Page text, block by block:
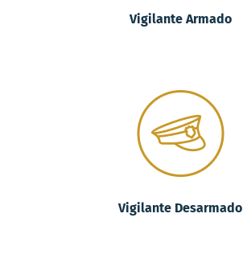
Vigilante Armado
Vigilante Desarmado